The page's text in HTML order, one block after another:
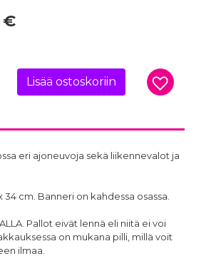
€
Lisää ostoskoriin
eri ajoneuvoja sekä liikennevalot ja
cm. Banneri on kahdessa osassa.
Pallot eivät lennä eli niitä ei voi
on mukana pilli, millä voit
ilmaa.